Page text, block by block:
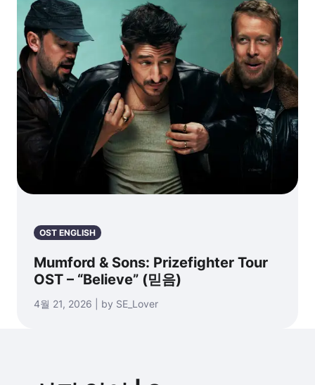
OST ENGLISH
Mumford & Sons: Prizefighter Tour
OST – “Believe” (믿음)
4월 21, 2026 | by SE_Lover